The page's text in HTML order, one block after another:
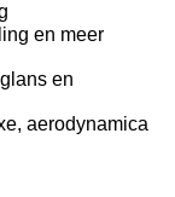
en meer
en
aerodynamica